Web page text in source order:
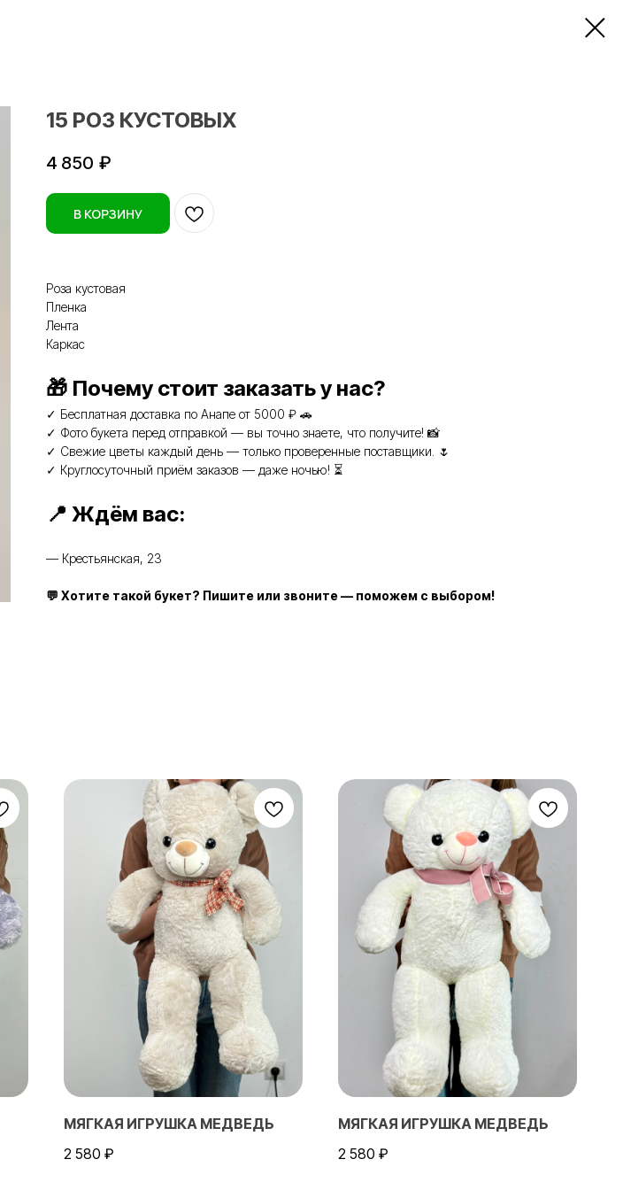
15 РОЗ КУСТОВЫХ
4 850 ₽
В КОРЗИНУ
Роза кустовая
Пленка
Лента
Каркас
🎁 Почему стоит заказать у нас?
✓ Бесплатная доставка по Анапе от 5000 ₽ 🚗
✓ Фото букета перед отправкой — вы точно знаете, что получите! 📸
✓ Свежие цветы каждый день — только проверенные поставщики. 🌷
✓ Круглосуточный приём заказов — даже ночью! ⏳
📍 Ждём вас:
— Крестьянская, 23
💬 Хотите такой букет? Пишите или звоните — поможем с выбором!
МЯГКАЯ ИГРУШКА МЕДВЕДЬ
2 580 ₽
МЯГКАЯ ИГРУШКА МЕДВЕДЬ
2 580 ₽